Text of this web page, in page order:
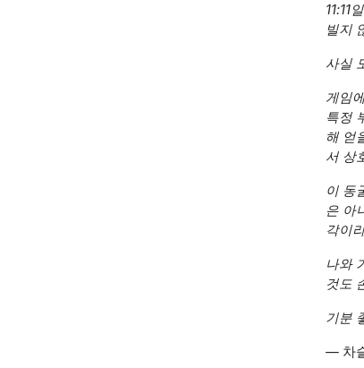
11:11
빌지
사실
게임
특정
해 얻
서 상
이 동
은 아
각이
나와
것도
기분
— 차